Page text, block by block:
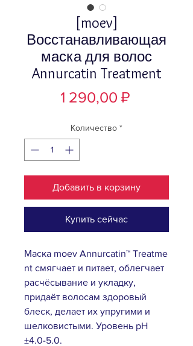
[moev]
Восстанавливающая
маска для волос
Annurcatin Treatment
1 290,00 ₽Цена
Количество *
Добавить в корзину
Купить сейчас
Маска moev Annurcatin™ Treatme
nt смягчает и питает, облегчает
расчёсывание и укладку,
придаёт волосам здоровый
блеск, делает их упругими и
шелковистыми. Уровень pH
±4.0-5.0.